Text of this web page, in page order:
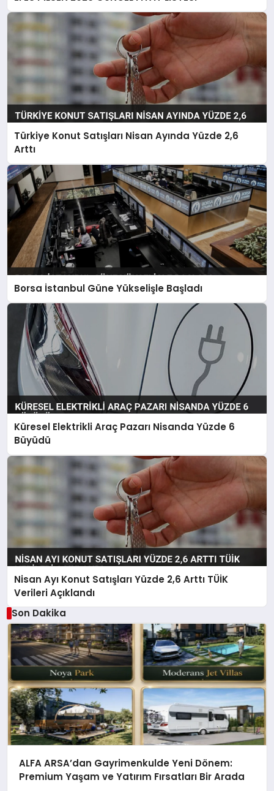
Türkiye Konut Satışları Nisan Ayında Yüzde 2,6
Arttı
Borsa İstanbul Güne Yükselişle Başladı
Küresel Elektrikli Araç Pazarı Nisanda Yüzde 6
Büyüdü
Nisan Ayı Konut Satışları Yüzde 2,6 Arttı TÜİK
Verileri Açıklandı
Son Dakika
ALFA ARSA’dan Gayrimenkulde Yeni Dönem:
Premium Yaşam ve Yatırım Fırsatları Bir Arada